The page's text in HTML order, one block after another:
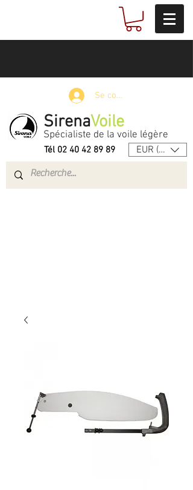
Se connecter
SirenaVoile
Spécialiste de la voile légère
Tél 02 40 42 89 89 EUR (€)